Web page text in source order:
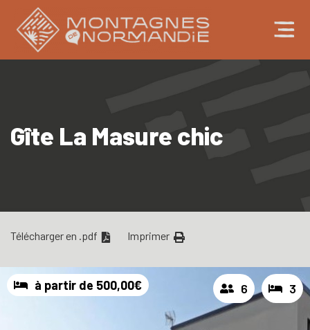
Gîte La Masure chic
Télécharger en .pdf Imprimer
à partir de 500,00€ 6 3